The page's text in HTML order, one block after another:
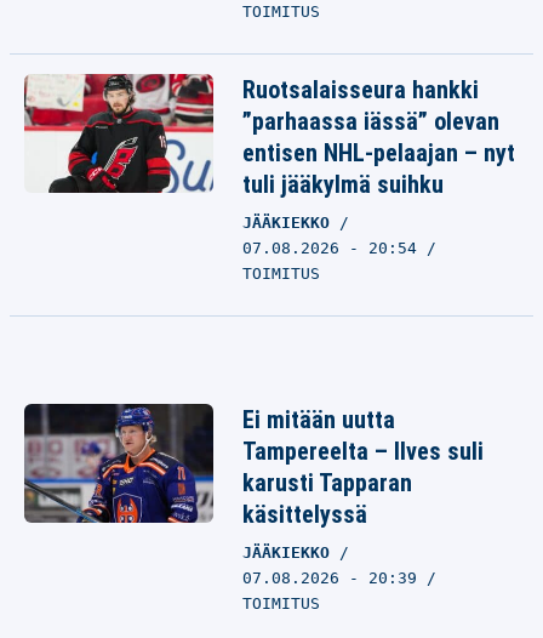
TOIMITUS
Ruotsalaisseura hankki
”parhaassa iässä” olevan
entisen NHL-pelaajan – nyt
tuli jääkylmä suihku
JÄÄKIEKKO
07.08.2026 - 20:54
TOIMITUS
Ei mitään uutta
Tampereelta – Ilves suli
karusti Tapparan
käsittelyssä
JÄÄKIEKKO
07.08.2026 - 20:39
TOIMITUS